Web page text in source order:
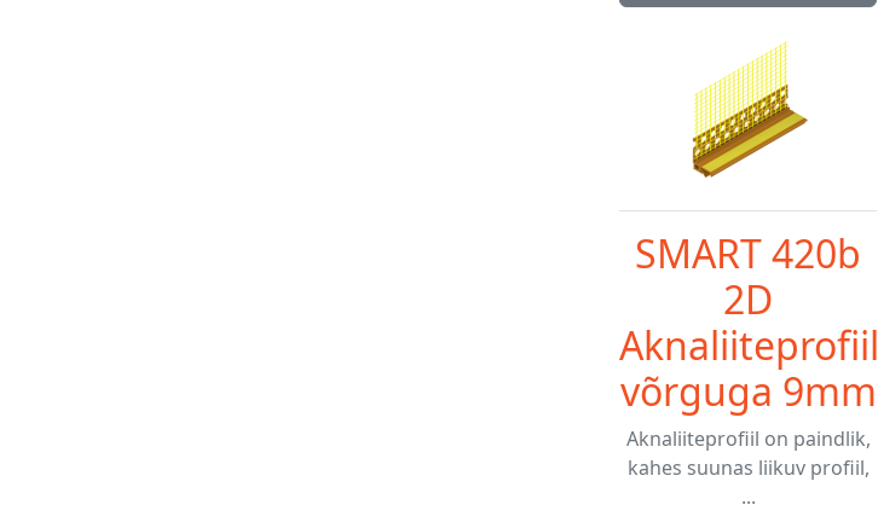
SMART 420b
2D
Aknaliiteprofiil
võrguga 9mm
Aknaliiteprofiil on paindlik,
kahes suunas liikuv profiil,
...